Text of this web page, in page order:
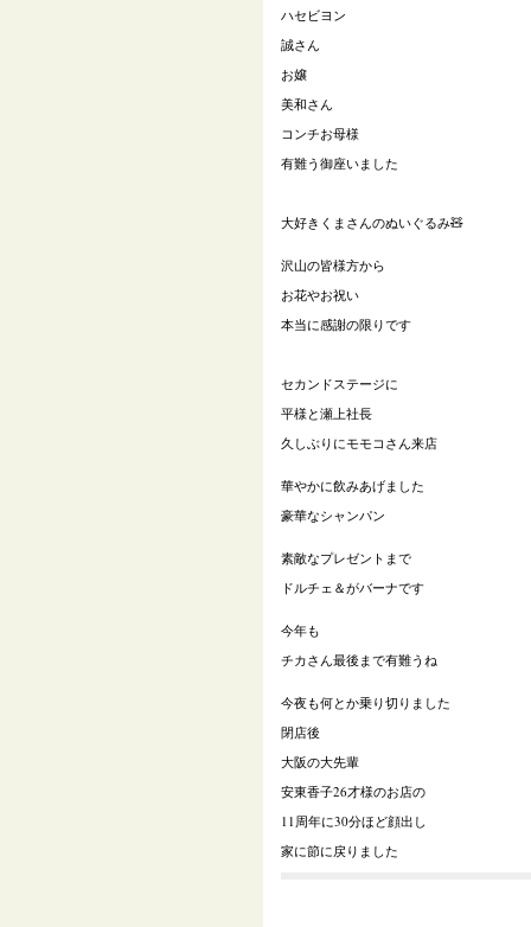
ハセビヨン
誠さん
お嬢
美和さん
コンチお母様
有難う御座いました
大好きくまさんのぬいぐるみ🧸
沢山の皆様方から
お花やお祝い
本当に感謝の限りです
セカンドステージに
平様と瀬上社長
久しぶりにモモコさん来店
華やかに飲みあげました
豪華なシャンパン
素敵なプレゼントまで
ドルチェ＆がバーナです
今年も
チカさん最後まで有難うね
今夜も何とか乗り切りました
閉店後
大阪の大先輩
安東香子26才様のお店の
11 周年に30分ほど顔出し
家に節に戻りました